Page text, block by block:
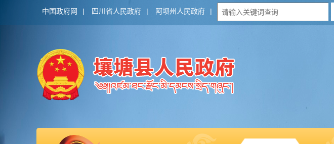
中国政府网 | 四川省人民政府 | 阿坝州人民政府 |